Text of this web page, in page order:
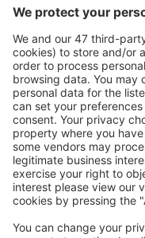
Planifică ȋn
Rezervare fără
Economiseşte
Prețuri atractive
conectați.
Cazarea
Alege din peste